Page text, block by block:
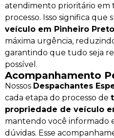
atendimento prioritário em
processo. Isso significa que
veículo em Pinheiro
máxima urgência,
garantindo que tudo seja
possível.
Acompanhamento
Nossos Despachantes
cada etapa do processo de
propriedade de veículo
mantendo você informado
dúvidas. Esse